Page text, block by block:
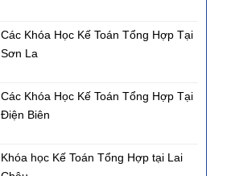
Các Khóa Học Kế Toán Tổng Hợp Tại
Sơn La
Các Khóa Học Kế Toán Tổng Hợp Tại
Điện Biên
Khóa học Kế Toán Tổng Hợp tại Lai